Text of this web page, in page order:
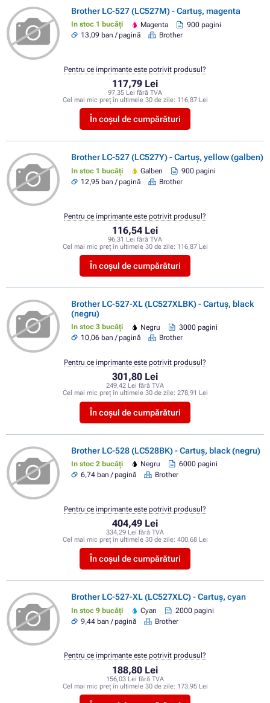
Brother LC-527 (LC527M) - Cartuș, magenta
In stoc 1 bucăți Magenta
900 pagini
13,09 ban / pagină
Brother
117,79 Lei
97,35 Lei fără TVA
Cel mai mic preț în ultimele 30 de zile: 116,87 Lei
În coșul de cumpărături
Pentru ce imprimante este potrivit produsul?
Brother LC-527 (LC527Y) - Cartuș, yellow (galben)
In stoc 1 bucăți Galben
900 pagini
12,95 ban / pagină
Brother
116,54 Lei
96,31 Lei fără TVA
Cel mai mic preț în ultimele 30 de zile: 116,87 Lei
În coșul de cumpărături
Pentru ce imprimante este potrivit produsul?
Brother LC-527-XL (LC527XLBK) - Cartuș, black
(negru)
In stoc 3 bucăți Negru
3000 pagini
10,06 ban / pagină
Brother
301,80 Lei
249,42 Lei fără TVA
Cel mai mic preț în ultimele 30 de zile: 278,91 Lei
În coșul de cumpărături
Pentru ce imprimante este potrivit produsul?
Brother LC-528 (LC528BK) - Cartuș, black (negru)
In stoc 2 bucăți Negru
6000 pagini
6,74 ban / pagină
Brother
404,49 Lei
334,29 Lei fără TVA
Cel mai mic preț în ultimele 30 de zile: 400,68 Lei
În coșul de cumpărături
Pentru ce imprimante este potrivit produsul?
Brother LC-527-XL (LC527XLC) - Cartuș, cyan
In stoc 9 bucăți Cyan
2000 pagini
9,44 ban / pagină
Brother
188,80 Lei
156,03 Lei fără TVA
Cel mai mic preț în ultimele 30 de zile: 173,95 Lei
Pentru ce imprimante este potrivit produsul?